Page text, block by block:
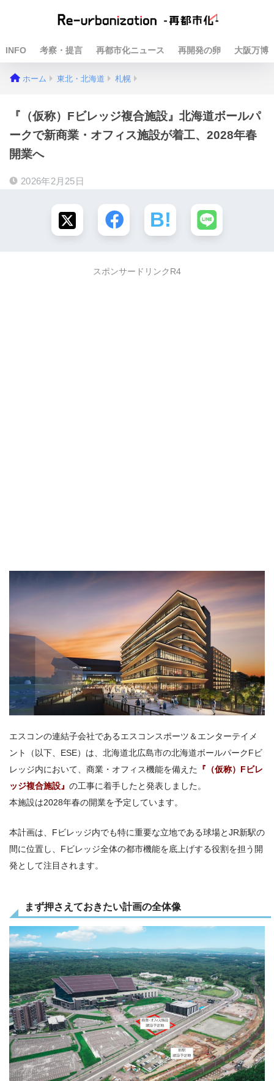
INFO 考察・提言 再都市化ニュース 再開発の卵 大阪万博
ホーム 東北・北海道 札幌
『（仮称）Fビレッジ複合施設』北海道ボールパ
ークで新商業・オフィス施設が着工、2028年春
開業へ
2026年2月25日
スポンサードリンクR4
エスコンの連結子会社であるエスコンスポーツ＆エンターテイメ
ント
（以下、ESE）は、北海道北広島市の北海道ボールパークFビ
レッジ内において、商業・オフィス機能を備えた
『（仮称）Fビレ
ッジ複合施設』 の工事に着手したと発表しました。
本施設は2028年春の開業を予定しています。
本計画は、Fビレッジ内でも特に重要な立地である球場とJR新駅の
間に位置し、Fビレッジ全体の都市機能を底上げする役割を担う開
発として注目されます。
まず押さえておきたい計画の全体像